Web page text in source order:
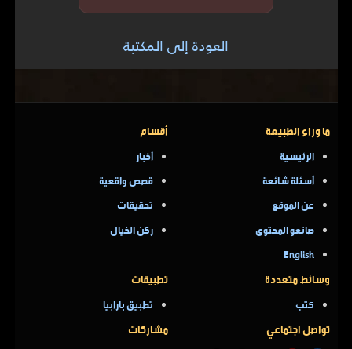
العودة إلى المكتبة
ما وراء الطبيعة
الرئيسية
أسئلة شائعة
عن الموقع
صانعو المحتوى
English
أقسام
أخبار
قصص واقعية
تحقيقات
ركن الخيال
وسائط متعددة
كتب
تطبيقات
تطبيق بارابيا
تواصل اجتماعي مشاركات